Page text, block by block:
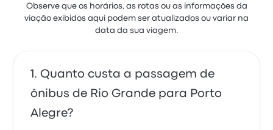
Observe que os horários, as rotas ou as informações da
viação exibidos aqui podem ser atualizados ou variar na
data da sua viagem.
Quanto custa a passagem de
ônibus de Rio Grande para Porto
Alegre?